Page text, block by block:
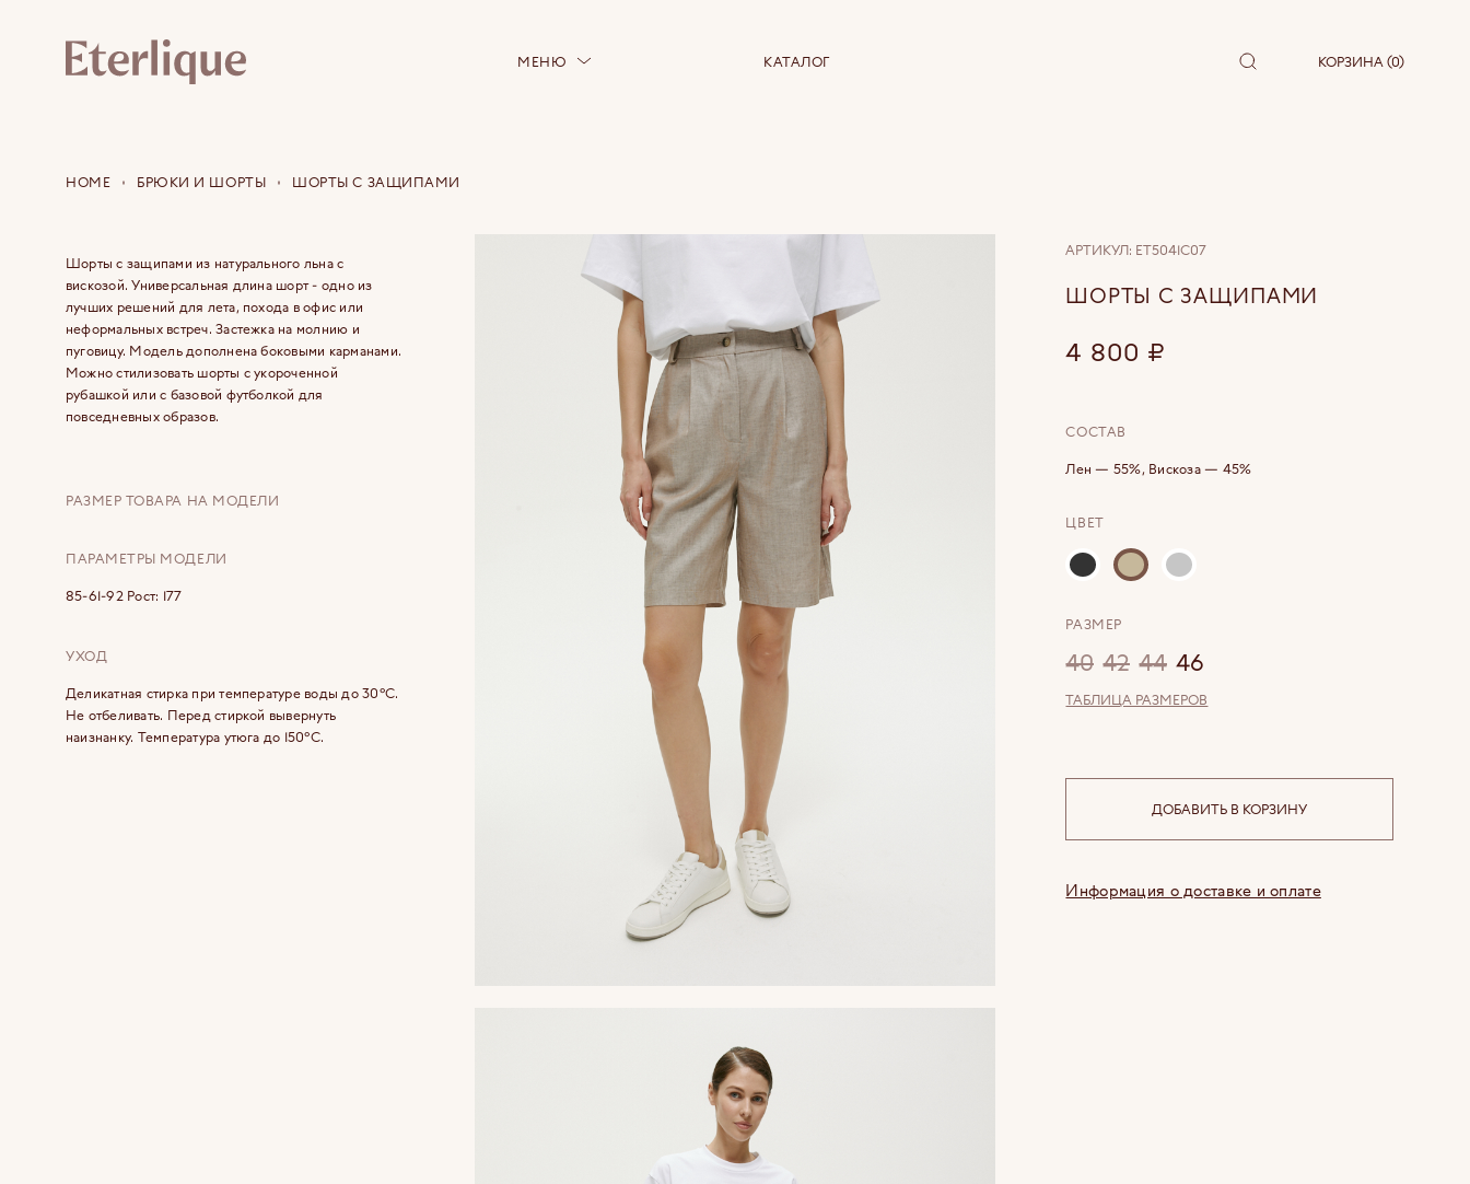
МЕНЮ КАТАЛОГ КОРЗИНА (0)
HOME БРЮКИ И ШОРТЫ ШОРТЫ С ЗАЩИПАМИ
Шорты с защипами из натурального льна с
вискозой. Универсальная длина шорт - одно из
лучших решений для лета, похода в офис или
неформальных встреч. Застежка на молнию и
пуговицу. Модель дополнена боковыми карманами.
Можно стилизовать шорты c укороченной
рубашкой или с базовой футболкой для
повседневных образов.
РАЗМЕР ТОВАРА НА МОДЕЛИ
ПАРАМЕТРЫ МОДЕЛИ
85-61-92 Рост: 177
УХОД
Деликатная стирка при температуре воды до 30°C.
Не отбеливать. Перед стиркой вывернуть
наизнанку. Температура утюга до 150°C.
АРТИКУЛ: ET5041C07
ШОРТЫ С ЗАЩИПАМИ
4 800 ₽
СОСТАВ
Лен — 55%, Вискоза — 45%
ЦВЕТ
РАЗМЕР
40 42 44 46
ТАБЛИЦА РАЗМЕРОВ
ДОБАВИТЬ В КОРЗИНУ
Информация о доставке и оплате